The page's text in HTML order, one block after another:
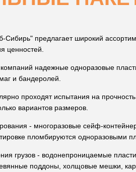
Сибирь" предлагает широкий
ценностей.
надежные одноразовые
и бандеролей.
проходят испытания на
вариантов размеров.
- многоразовые сейф-
пломбируются одноразовыми
грузов - водонепроницаемые
поддоны, холщовые мешки,